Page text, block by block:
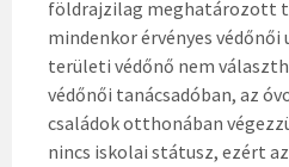
földrajzilag meghatározott
mindenkor érvényes védőnői
területi védőnő nem
védőnői tanácsadóban, az
családok otthonában
nincs iskolai státusz, ezért